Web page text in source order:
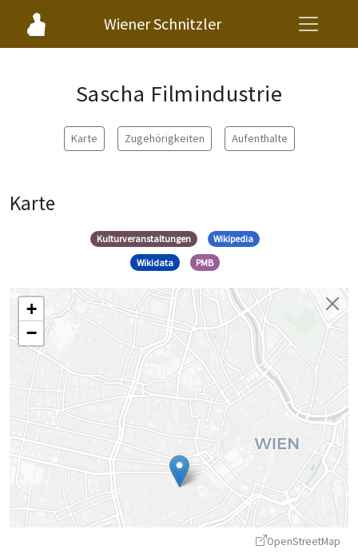
Wiener Schnitzler
Sascha Filmindustrie
Karte Zugehörigkeiten Aufenthalte
Karte
Kulturveranstaltungen
Wikipedia
Wikidata
PMB
+
−
OpenStreetMap